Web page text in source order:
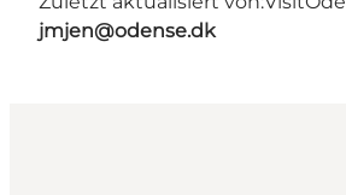
jmjen@odense.dk